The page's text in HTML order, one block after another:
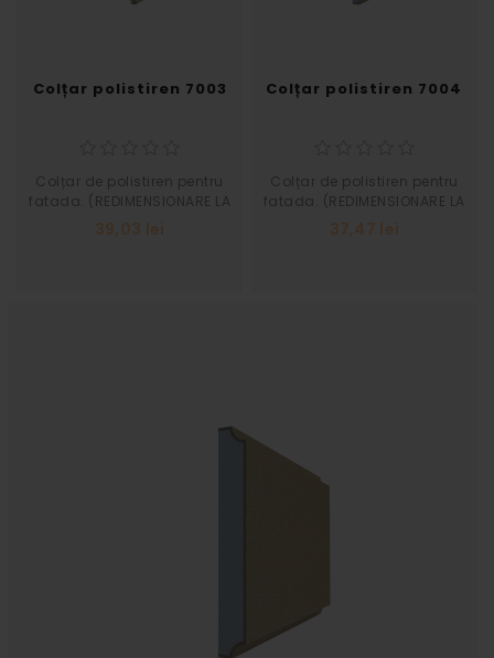
Colțar polistiren 7003
Colțar de polistiren pentru
fatada. (REDIMENSIONARE LA
SOLICITAREA CLIENTULUI)
Grosime 40 Inaltime 215
39,03 lei
Colțar polistiren 7004
Colțar de polistiren pentru
fatada. (REDIMENSIONARE LA
SOLICITAREA CLIENTULUI)
Grosime 30 Inaltime 220
37,47 lei